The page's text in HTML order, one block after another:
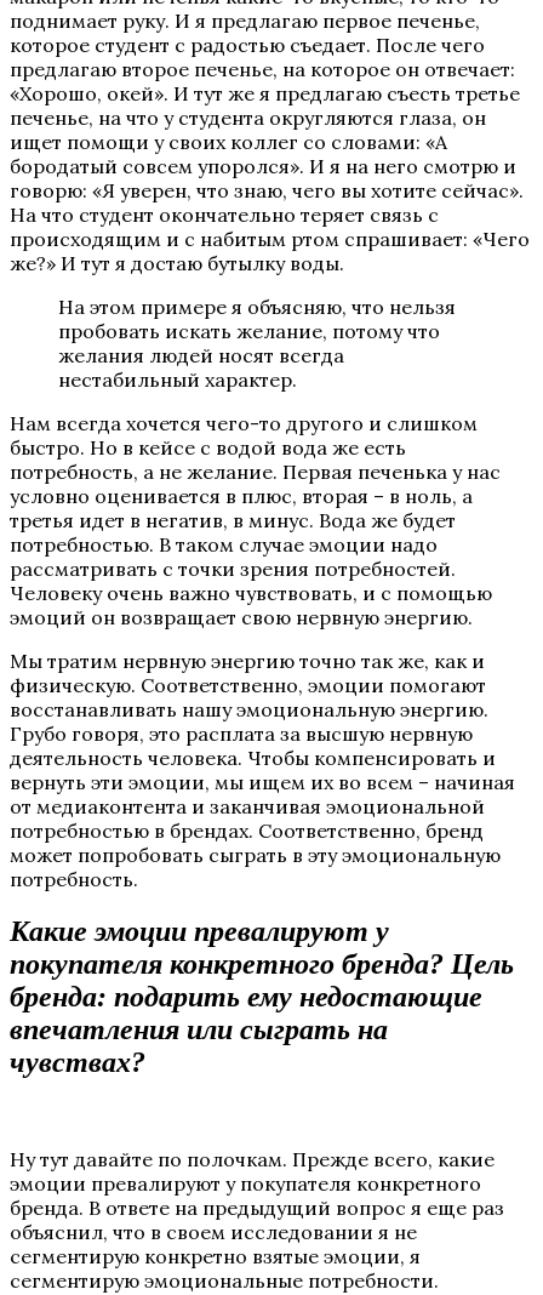
поднимает руку. И я предлагаю первое печенье,
которое студент с радостью съедает. После чего
предлагаю второе печенье, на которое он отвечает:
«Хорошо, окей». И тут же я предлагаю съесть третье
печенье, на что у студента округляются глаза, он
ищет помощи у своих коллег со словами: «А
бородатый совсем упоролся». И я на него смотрю и
говорю: «Я уверен, что знаю, чего вы хотите сейчас».
На что студент окончательно теряет связь с
происходящим и с набитым ртом спрашивает: «Чего
же?» И тут я достаю бутылку воды.
На этом примере я объясняю, что нельзя
пробовать искать желание, потому что
желания людей носят всегда
нестабильный характер.
Нам всегда хочется чего-то другого и слишком
быстро. Но в кейсе с водой вода же есть
потребность, а не желание. Первая печенька у нас
условно оценивается в плюс, вторая – в ноль, а
третья идет в негатив, в минус. Вода же будет
потребностью. В таком случае эмоции надо
рассматривать с точки зрения потребностей.
Человеку очень важно чувствовать, и с помощью
эмоций он возвращает свою нервную энергию.
Мы тратим нервную энергию точно так же, как и
физическую. Соответственно, эмоции помогают
восстанавливать нашу эмоциональную энергию.
Грубо говоря, это расплата за высшую нервную
деятельность человека. Чтобы компенсировать и
вернуть эти эмоции, мы ищем их во всем – начиная
от медиаконтента и заканчивая эмоциональной
потребностью в брендах. Соответственно, бренд
может попробовать сыграть в эту эмоциональную
потребность.
Какие эмоции превалируют у
покупателя конкретного бренда? Цель
бренда: подарить ему недостающие
впечатления или сыграть на
чувствах?
Ну тут давайте по полочкам. Прежде всего, какие
эмоции превалируют у покупателя конкретного
бренда. В ответе на предыдущий вопрос я еще раз
объяснил, что в своем исследовании я не
сегментирую конкретно взятые эмоции, я
сегментирую эмоциональные потребности.